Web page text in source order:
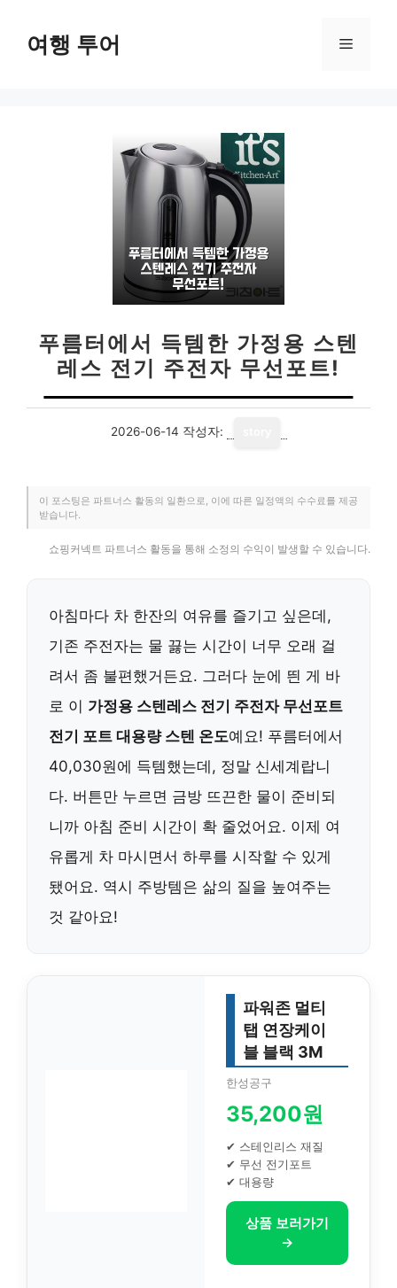
여행 투어 메
푸름터에서 득템한 가정용 스텐
레스 전기 주전자 무선포트!
2026-06-14 작성자:
이 포스팅은 파트너스 활동의 일환으로, 이에 따른 일정액의 수수료를 제공
받습니다.
쇼핑커넥트 파트너스 활동을 통해 소정의 수익이 발생할 수 있습니다.
아침마다 차 한잔의 여유를 즐기고 싶은데,
기존 주전자는 물 끓는 시간이 너무 오래 걸
려서 좀 불편했거든요. 그러다 눈에 띈 게 바
로 이 가정용 스텐레스 전기 주전자 무선포트
전기 포트 대용량 스텐 온도예요! 푸름터에서
40,030원에 득템했는데, 정말 신세계랍니
다. 버튼만 누르면 금방 뜨끈한 물이 준비되
니까 아침 준비 시간이 확 줄었어요. 이제 여
유롭게 차 마시면서 하루를 시작할 수 있게
됐어요. 역시 주방템은 삶의 질을 높여주는
것 같아요!
파워존 멀티
탭 연장케이
블 블랙 3M
한성공구
35,200원
✔ 스테인리스 재질
✔ 무선 전기포트
✔ 대용량
상품 보러가기
→